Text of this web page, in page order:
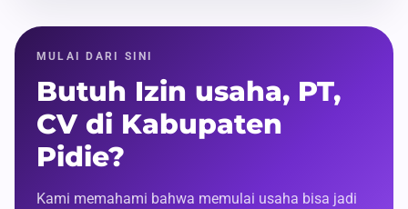
MULAI DARI SINI
Butuh Izin usaha, PT,
CV di Kabupaten
Pidie?
Kami memahami bahwa memulai usaha bisa jadi